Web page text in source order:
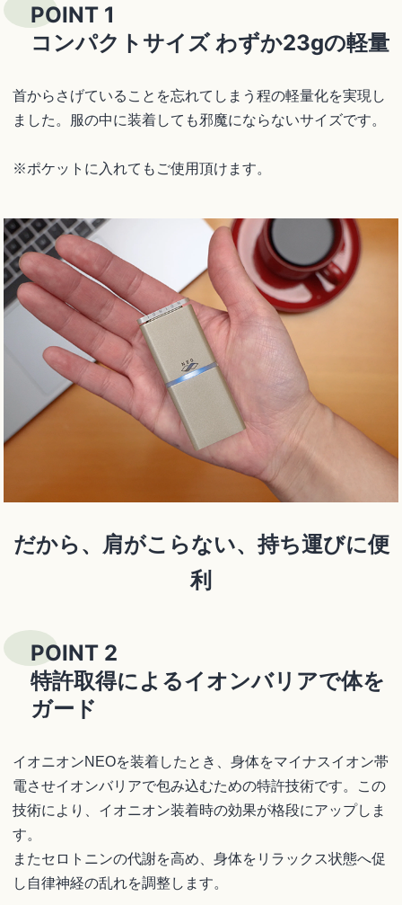
POINT 1
コンパクトサイズ わずか23gの軽量
首からさげていることを忘れてしまう程の軽量化を実現し
ました。服の中に装着しても邪魔にならないサイズです。
※ポケットに入れてもご使用頂けます。
だから、肩がこらない、持ち運びに便
利
POINT 2
特許取得によるイオンバリアで体を
ガード
イオニオンNEOを装着したとき、身体をマイナスイオン帯
電させイオンバリアで包み込むための特許技術です。この
技術により、イオニオン装着時の効果が格段にアップしま
す。
またセロトニンの代謝を高め、身体をリラックス状態へ促
し自律神経の乱れを調整します。